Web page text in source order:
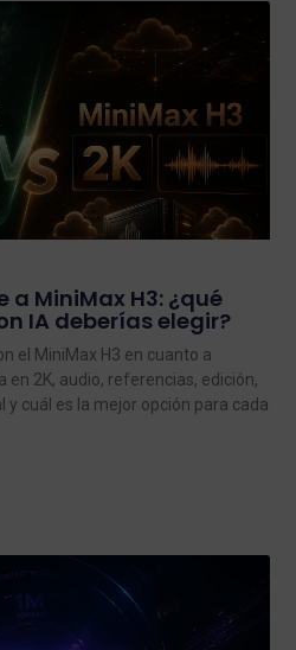
a MiniMax H3: ¿qué
IA deberías elegir?
el MiniMax H3 en cuanto a
en 2K, audio, referencias, edición,
y cuál es la mejor opción para cada